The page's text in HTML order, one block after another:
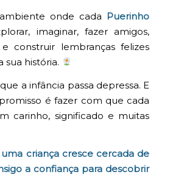
onde cada Puerinho
imaginar, fazer amigos,
construir lembranças felizes
sua história.
a infância passa depressa. E
é fazer com que cada
carinho, significado e muitas
criança cresce cercada de
a confiança para descobrir